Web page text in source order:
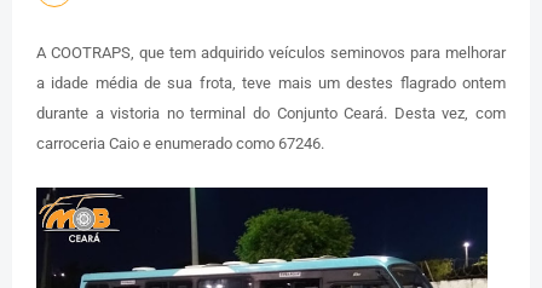
A COOTRAPS, que tem adquirido veículos seminovos para melhorar
a idade média de sua frota, teve mais um destes flagrado ontem
durante a vistoria no terminal do Conjunto Ceará. Desta vez, com
carroceria Caio e enumerado como 67246.